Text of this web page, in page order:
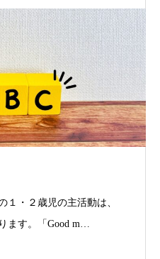
１・２歳児の主活動は、
ます。「Good m…